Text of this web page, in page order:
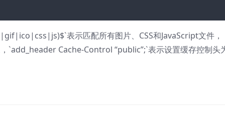
表示匹配所有图片、CSS和JavaScript文件，
`add_header Cache-Control “public”;`表示设置缓存控制头